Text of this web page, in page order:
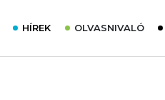
HÍREK OLVASNIVALÓ